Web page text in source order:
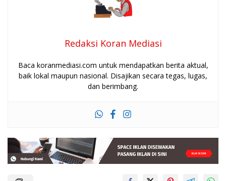
Redaksi Koran Mediasi
Baca koranmediasi.com untuk mendapatkan berita aktual,
baik lokal maupun nasional. Disajikan secara tegas, lugas,
dan berimbang.